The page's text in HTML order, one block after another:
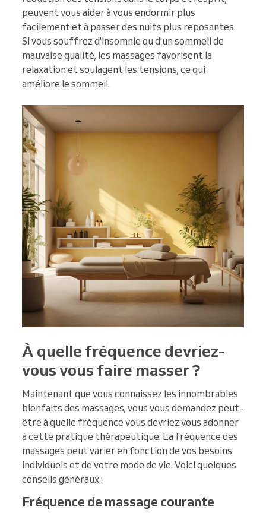
peuvent vous aider à vous endormir plus
facilement et à passer des nuits plus reposantes.
Si vous souffrez d'insomnie ou d'un sommeil de
mauvaise qualité, les massages favorisent la
relaxation et soulagent les tensions, ce qui
améliore le sommeil.
À quelle fréquence devriez-
vous vous faire masser ?
Maintenant que vous connaissez les innombrables
bienfaits des massages, vous vous demandez peut-
être à quelle fréquence vous devriez vous adonner
à cette pratique thérapeutique. La fréquence des
massages peut varier en fonction de vos besoins
individuels et de votre mode de vie. Voici quelques
conseils généraux :
Fréquence de massage courante